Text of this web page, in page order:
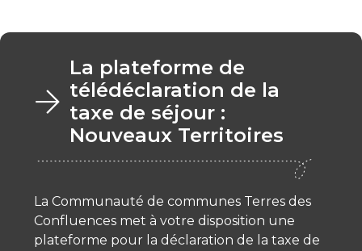
La plateforme de
télédéclaration de la
taxe de séjour :
Nouveaux Territoires
La Communauté de communes Terres des
Confluences met à votre disposition une
plateforme pour la déclaration de la taxe de